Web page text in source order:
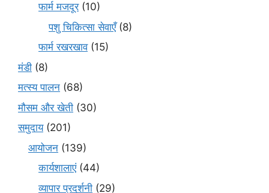
फार्म मजदूर(10)
पशु चिकित्सा सेवाएँ(8)
फार्म रखरखाव(15)
मंडी (8)
मत्स्य पालन (68)
मौसम और खेती (30)
समुदाय(201)
आयोजन (139)
कार्यशालाएं(44)
व्यापार प्रदर्शनी (29)